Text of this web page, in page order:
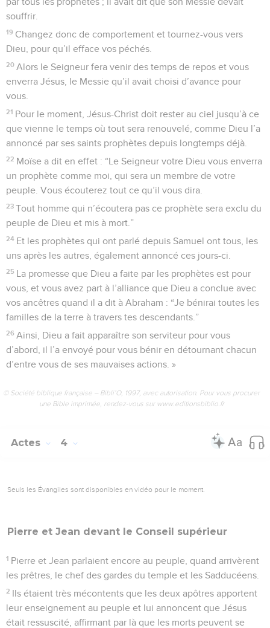
souffrir.
19 Changez donc de comportement et tournez-vous vers
Dieu, pour qu’il efface vos péchés.
20 Alors le Seigneur fera venir des temps de repos et vous
enverra Jésus, le Messie qu’il avait choisi d’avance pour
vous.
21 Pour le moment, Jésus-Christ doit rester au ciel jusqu’à ce
que vienne le temps où tout sera renouvelé, comme Dieu l’a
annoncé par ses saints prophètes depuis longtemps déjà.
22 Moïse a dit en effet : “Le Seigneur votre Dieu vous enverra
un prophète comme moi, qui sera un membre de votre
peuple. Vous écouterez tout ce qu’il vous dira.
23 Tout homme qui n’écoutera pas ce prophète sera exclu du
peuple de Dieu et mis à mort.”
24 Et les prophètes qui ont parlé depuis Samuel ont tous, les
uns après les autres, également annoncé ces jours-ci.
25 La promesse que Dieu a faite par les prophètes est pour
vous, et vous avez part à l’alliance que Dieu a conclue avec
vos ancêtres quand il a dit à Abraham : “Je bénirai toutes les
familles de la terre à travers tes descendants.”
26 Ainsi, Dieu a fait apparaître son serviteur pour vous
d’abord, il l’a envoyé pour vous bénir en détournant chacun
d’entre vous de ses mauvaises actions. »
© Société biblique française – Bibli’O, 1997, avec autorisation. Pour vous procurer
une Bible imprimée, rendez-vous sur www.editionsbiblio.fr
Actes 4
Seuls les Évangiles sont disponibles en vidéo pour le moment.
Pierre et Jean devant le Conseil supérieur
1 Pierre et Jean parlaient encore au peuple, quand arrivèrent
les prêtres, le chef des gardes du temple et les Sadducéens.
2 Ils étaient très mécontents que les deux apôtres apportent
leur enseignement au peuple et lui annoncent que Jésus
était ressuscité, affirmant par là que les morts peuvent se